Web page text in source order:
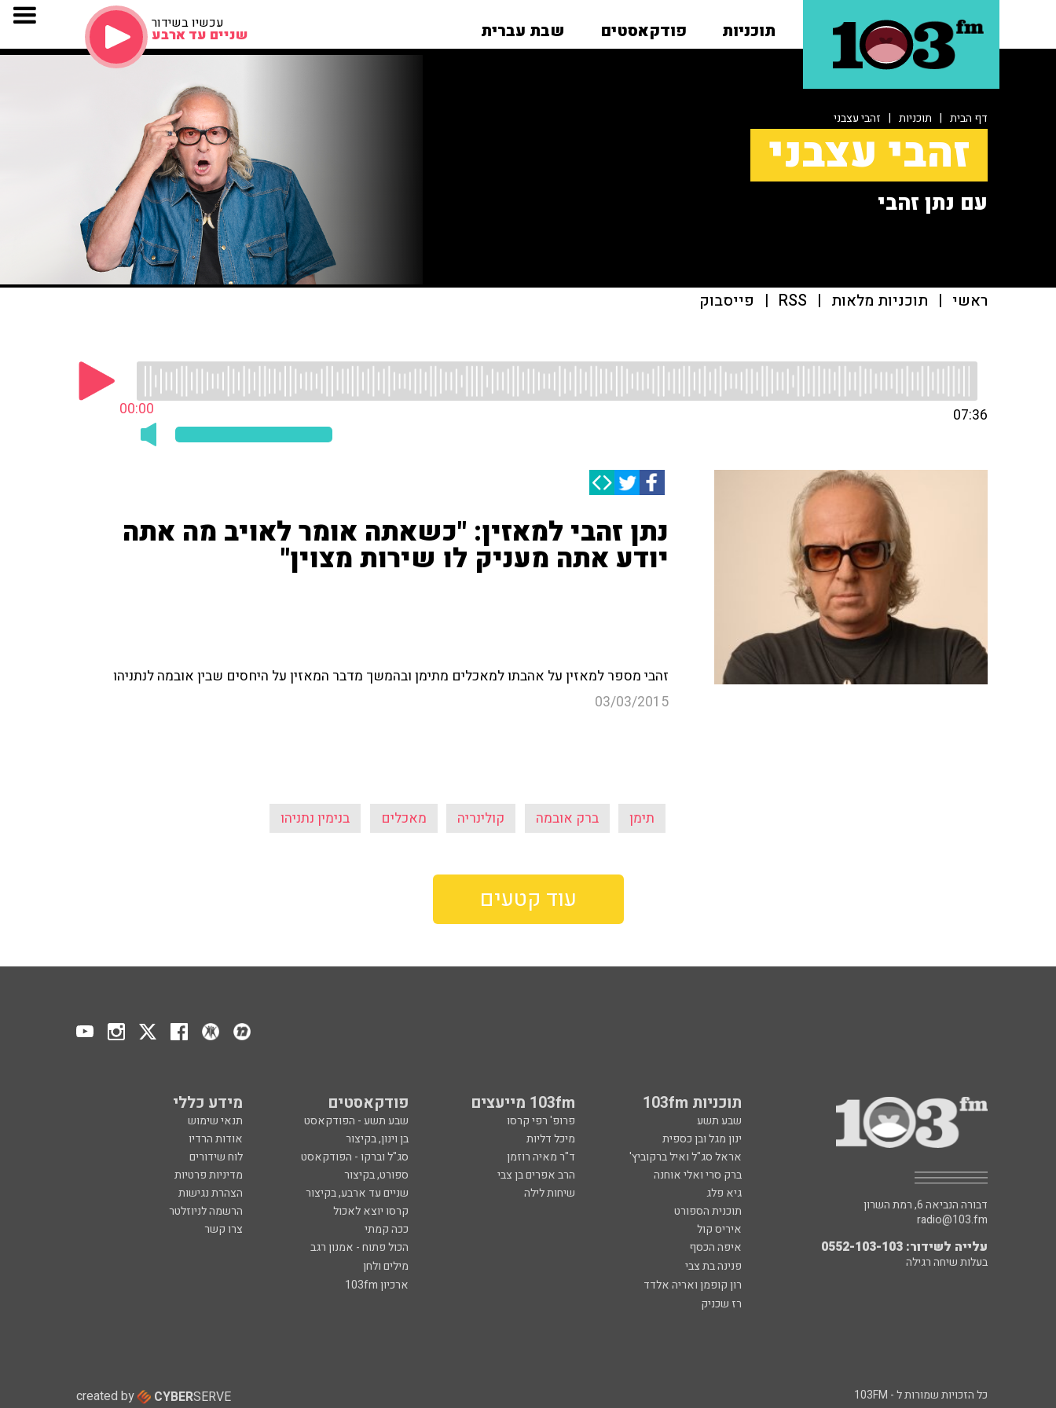
תוכניות פודקאסטים שבת עברית עכשיו בשידור
שניים עד ארבע
דף הבית | תוכניות | זהבי עצבני
זהבי עצבני
עם נתן זהבי
ראשי | תוכניות מלאות |
RSS
| פייסבוק
00:00 07:36
נתן זהבי למאזין: "כשאתה אומר לאויב מה אתה
יודע אתה מעניק לו שירות מצוין"
זהבי מספר למאזין על אהבתו למאכלים מתימן ובהמשך מדבר המאזין על היחסים שבין אובמה לנתניהו
03/03/2015
תימן ברק אובמה קולינריה מאכלים בנימין נתניהו
עוד קטעים
תוכניות 103fm 103fm מייעצים פודקאסטים מידע כללי
שבע תשע פרופ' רפי קרסו שבע תשע - הפודקאסט
תנאי שימוש
ינון מגל ובן כספית
מיכל דליות בן וינון, בקיצור
אודות הרדיו
אראל סג"ל ואיל ברקוביץ'
ד"ר מאיה רוזמן סג"ל וברקו - הפודקאסט
לוח שידורים
ברק סרי ואלי אוחנה
הרב אפרים בן צבי ספורט, בקיצור
מדיניות פרטיות
גיא פלג
שיחות לילה שניים עד ארבע, בקיצור
הצהרת נגישות
תוכנית הספורט
קרסו יוצא לאכול
הרשמה לניוזלטר
איריס קול
ככה קמתי
צרו קשר
איפה הכסף
הכול פתוח - אמנון רגב
פנינה בת צבי
מילים ולחן
רון קופמן ואריה אלדד
ארכיון 103fm
רז שכניק
דבורה הנביאה 6, רמת השרון
radio@103.fm
עלייה לשידור: 0552-103-103
בעלות שיחה רגילה
כל הזכויות שמורות ל - 103FM created by CYBERSERVE